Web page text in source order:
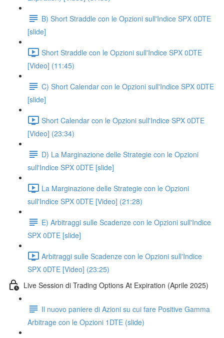
B) Short Straddle con le Opzioni sull'Indice SPX 0DTE
[slide]
Short Straddle con le Opzioni sull'Indice SPX 0DTE
[Video] (11:45)
C) Short Calendar con le Opzioni sull'Indice SPX 0DTE
[slide]
Short Calendar con le Opzioni sull'Indice SPX 0DTE
[Video] (23:34)
D) La Marginazione delle Strategie con le Opzioni
sull'Indice SPX 0DTE [slide]
La Marginazione delle Strategie con le Opzioni
sull'Indice SPX 0DTE [Video] (21:28)
E) Arbitraggi sulle Scadenze con le Opzioni sull'Indice
SPX 0DTE [slide]
Arbitraggi sulle Scadenze con le Opzioni sull'Indice
SPX 0DTE [Video] (23:25)
Live Session di Trading Options At Expiration (Aprile 2025)
Il nuovo paniere di Azioni su cui fare Positive Gamma
Arbitrage con le Opzioni 1DTE (slide)